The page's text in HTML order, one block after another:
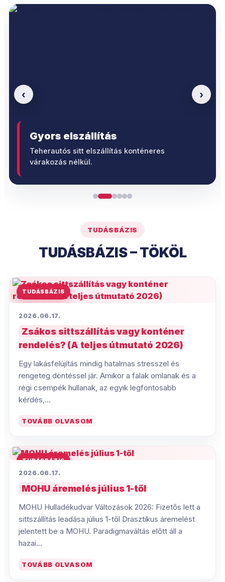
‹ ›
Gyors elszállítás
Teherautós sitt elszállítás konténeres
várakozás nélkül.
TUDÁSBÁZIS
TUDÁSBÁZIS – TÖKÖL
TUDÁSBÁZIS
2026.06.17.
Zsákos sittszállítás vagy konténer
rendelés? (A teljes útmutató 2026)
Egy lakásfelújítás mindig hatalmas stresszel és
rengeteg döntéssel jár. Amikor a falak omlanak és a
régi csempék hullanak, az egyik legfontosabb
kérdés,...
TOVÁBB OLVASOM
TUDÁSBÁZIS
2026.06.17.
MOHU áremelés július 1-től
MOHU Hulladékudvar Változások 2026: Fizetős lett a
sittszállítás leadása július 1-től Drasztikus áremelést
jelentett be a MOHU. Paradigmaváltás előtt áll a
hazai...
TOVÁBB OLVASOM